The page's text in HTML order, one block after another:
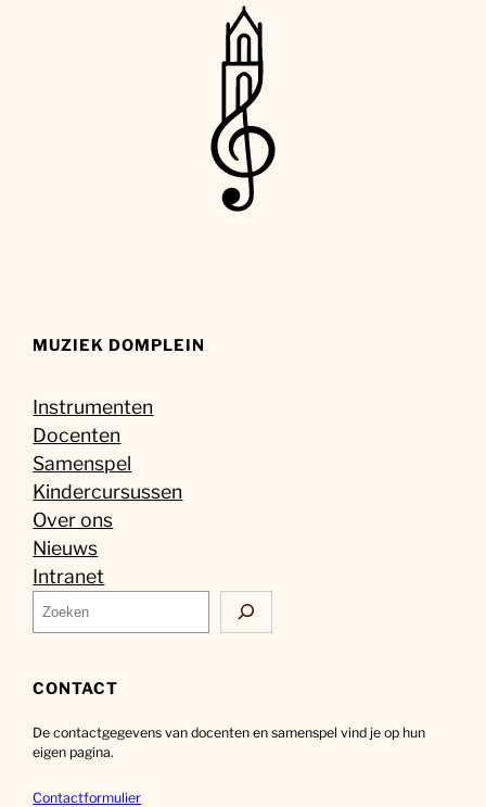
MUZIEK DOMPLEIN
Instrumenten
Docenten
Samenspel
Kindercursussen
Over ons
Nieuws
Intranet
Z
o
k
n
CONTACT
De contactgegevens van docenten en samenspel vind je op hun
eigen pagina.
Contactformulier